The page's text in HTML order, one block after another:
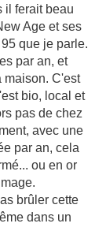
il ferait beau
Age et ses
que je parle.
par an, et
maison. C'est
bio, local et
pas de chez
avec une
par an, cela
ou en or
brûler cette
dans un